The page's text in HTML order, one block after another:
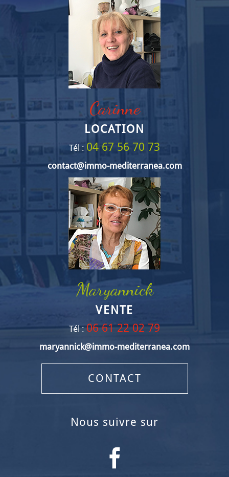
Carinne
LOCATION
Tél : 04 67 56 70 73
contact@immo-mediterranea.com
Maryannick
VENTE
Tél :06 61 22 02 79
maryannick@immo-mediterranea.com
CONTACT
nous suivre sur